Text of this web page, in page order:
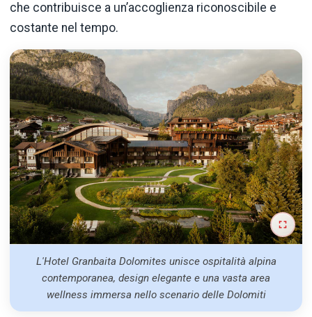
che contribuisce a un’accoglienza riconoscibile e
costante nel tempo.
L'Hotel Granbaita Dolomites unisce ospitalità alpina
contemporanea, design elegante e una vasta area
wellness immersa nello scenario delle Dolomiti